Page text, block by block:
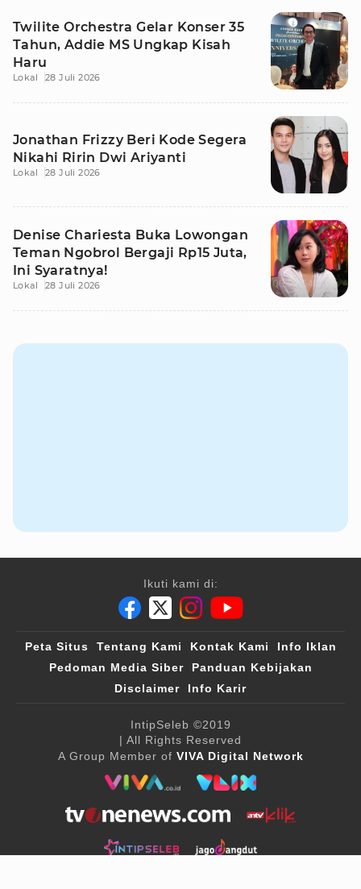
Twilite Orchestra Gelar Konser 35
Tahun, Addie MS Ungkap Kisah
Haru
Lokal 28 Juli 2026
Jonathan Frizzy Beri Kode Segera
Nikahi Ririn Dwi Ariyanti
Lokal 28 Juli 2026
Denise Chariesta Buka Lowongan
Teman Ngobrol Bergaji Rp15 Juta,
Ini Syaratnya!
Lokal 28 Juli 2026
Ikuti kami di:
Peta Situs Tentang Kami Kontak Kami
Info Iklan
Pedoman Media Siber
Panduan Kebijakan
Disclaimer
Info Karir
IntipSeleb ©2019
| All Rights Reserved
A Group Member of VIVA Digital Network